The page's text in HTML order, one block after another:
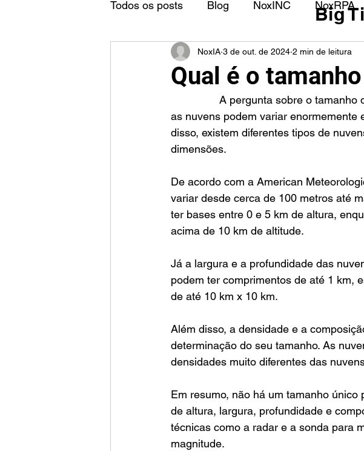
Todos os posts Blog NoxINC NoxRPA
Qual é o
NoxIA 3 de out. de 2024 2 min de leitura
as nuvens podem variar enormemente
disso, existem diferentes tipos de
dimensões.
De acordo com a American
variar desde cerca de 100 metros até
ter bases entre 0 e 5 km de altura,
acima de 10 km de altitude.
Já a largura e a profundidade das
podem ter comprimentos de até 1 km,
de até 10 km x 10 km.
Além disso, a densidade e a
determinação do seu tamanho. As
densidades muito diferentes das
Em resumo, não há um tamanho
de altura, largura, profundidade e
técnicas como a radar e a sonda para
magnitude.
Big